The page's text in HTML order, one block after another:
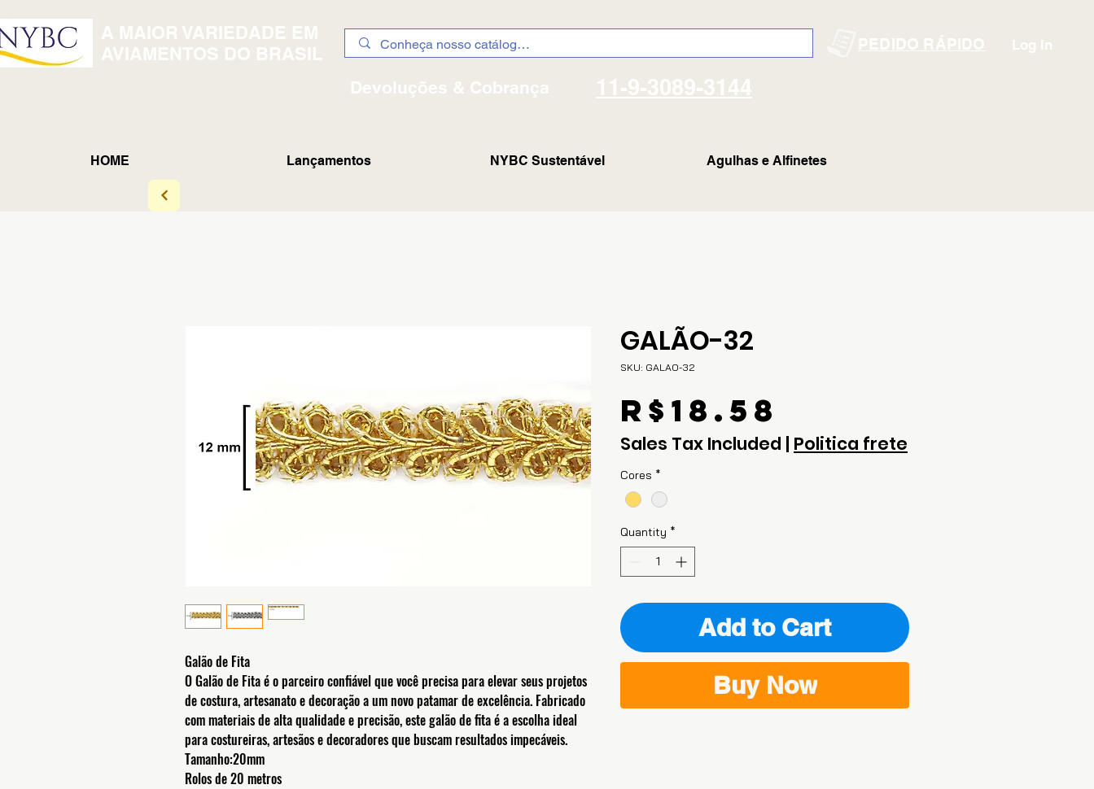
A MAIOR VARIEDADE EM
AVIAMENTOS DO BRASIL
PEDIDO RÁPIDO Log In
Devoluções & Cobrança 11-9-3089-3144
Galão de Fita
O Galão de Fita é o parceiro confiável que você precisa para elevar seus projetos
de costura, artesanato e decoração a um novo patamar de excelência. Fabricado
com materiais de alta qualidade e precisão, este galão de fita é a escolha ideal
para costureiras, artesãos e decoradores que buscam resultados impecáveis.
Tamanho:20mm
Rolos de 20 metros
GALÃO-32
SKU: GALAO-32
R$18.58
Sales Tax Included | Politica frete
Cores *
Quantity *
Add to Cart
Buy Now
HOME Lançamentos NYBC Sustentável Agulhas e Alfinetes